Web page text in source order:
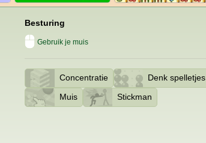
Besturing
Gebruik je muis
Concentratie Denk spelletjes
Muis
Stickman